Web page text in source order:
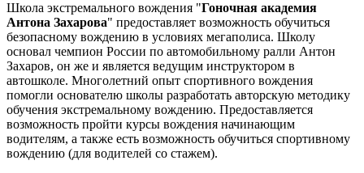
Школа экстремального вождения "Гоночная академия
Антона Захарова" предоставляет возможность обучиться
безопасному вождению в условиях мегаполиса. Школу
основал чемпион России по автомобильному ралли Антон
Захаров, он же и является ведущим инструктором в
автошколе. Многолетний опыт спортивного вождения
помогли основателю школы разработать авторскую методику
обучения экстремальному вождению. Предоставляется
возможность пройти курсы вождения начинающим
водителям, а также есть возможность обучиться спортивному
вождению (для водителей со стажем).